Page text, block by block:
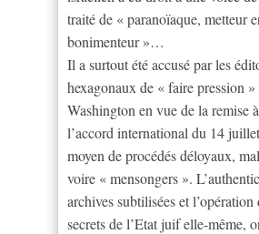
traité de « paranoïaque, metteur
bonimenteur »…
Il a surtout été accusé par les
hexagonaux de « faire pression »
Washington en vue de la remise
l’accord international du 14
moyen de procédés déloyaux,
voire « mensongers ».
archives subtilisées et l’opération
secrets de l’Etat juif elle-même,